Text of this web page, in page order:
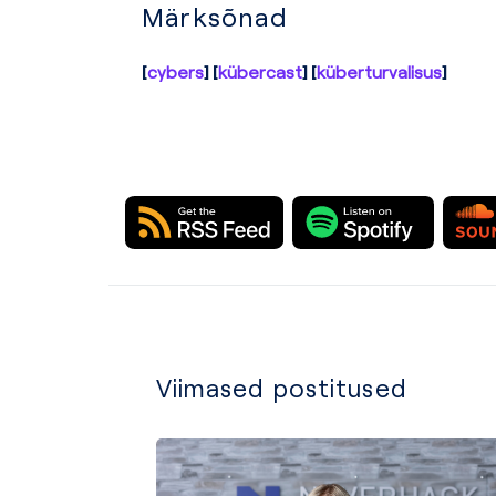
Märksõnad
cybers kübercast küberturvalisus
Viimased postitused